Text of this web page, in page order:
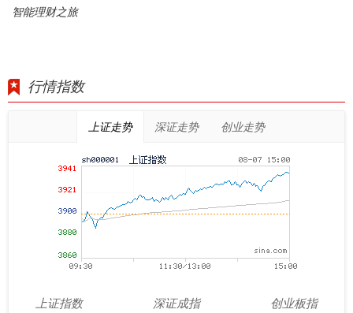
智能理财之旅
行情指数
上证走势 深证走势 创业走势
上证指数
深证成指
创业板指